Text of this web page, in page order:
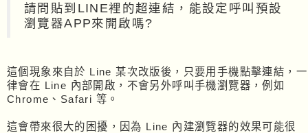
請問貼到LINE裡的超連結，能設定呼叫預設
瀏覽器APP來開啟嗎?
這個現象來自於 Line 某次改版後，只要用手機點擊連結，一
律會在 Line 內部開啟，不會另外呼叫手機瀏覽器，例如
Chrome、Safari 等。
這會帶來很大的困擾，因為 Line 內建瀏覽器的效果可能很